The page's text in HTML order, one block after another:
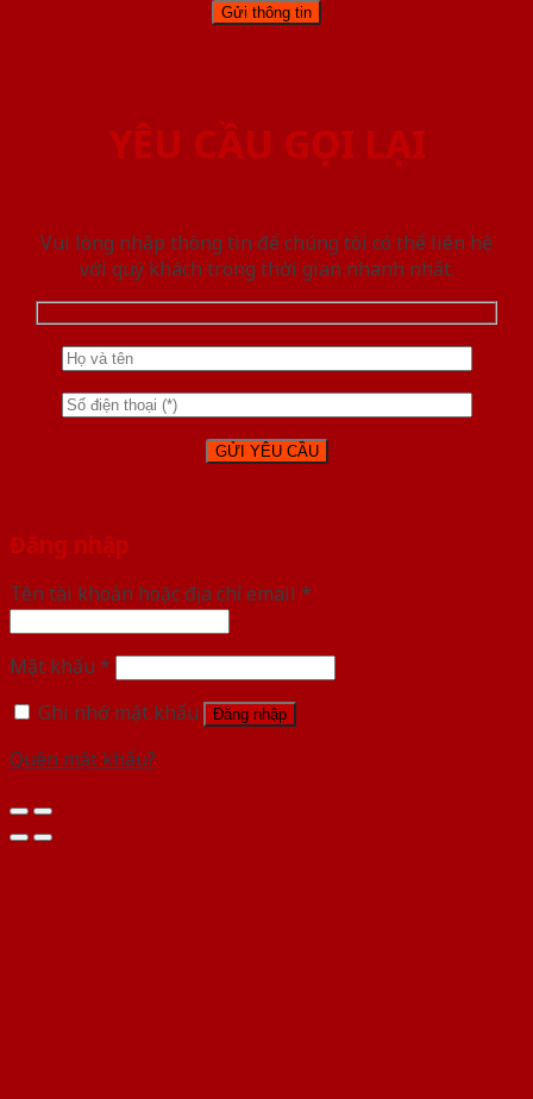
YÊU CẦU GỌI LẠI
Vui lòng nhập thông tin để chúng tôi có thể liên hệ
với quý khách trong thời gian nhanh nhất.
Đăng nhập
Tên tài khoản hoặc địa chỉ email *
Mật khẩu *
Ghi nhớ mật khẩu
Đăng nhập
Quên mật khẩu?